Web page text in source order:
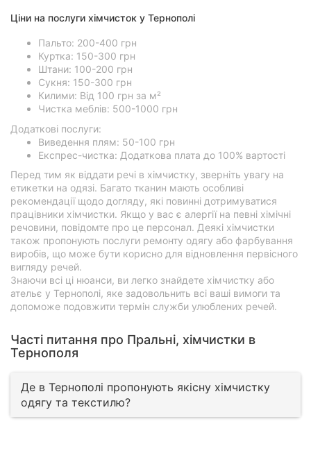
Ціни на послуги хімчисток у Тернополі
Пальто: 200-400 грн
Куртка: 150-300 грн
Штани: 100-200 грн
Сукня: 150-300 грн
Килими: Від 100 грн за м²
Чистка меблів: 500-1000 грн
Додаткові послуги:
Виведення плям: 50-100 грн
Експрес-чистка: Додаткова плата до 100% вартості
Перед тим як віддати речі в хімчистку, зверніть увагу на
етикетки на одязі. Багато тканин мають особливі
рекомендації щодо догляду, які повинні дотримуватися
працівники хімчистки. Якщо у вас є алергії на певні хімічні
речовини, повідомте про це персонал. Деякі хімчистки
також пропонують послуги ремонту одягу або фарбування
виробів, що може бути корисно для відновлення первісного
вигляду речей.
Знаючи всі ці нюанси, ви легко знайдете хімчистку або
ательє у Тернополі, яке задовольнить всі ваші вимоги та
допоможе подовжити термін служби улюблених речей.
Часті питання про Пральні, хімчистки в
Тернополя
Де в Тернополі пропонують якісну хімчистку
одягу та текстилю?